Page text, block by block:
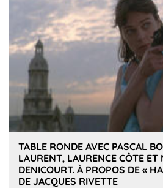
TABLE RONDE AVEC PASCAL
LAURENT, LAURENCE CÔTE ET
DENICOURT. À PROPOS DE «
DE JACQUES RIVETTE